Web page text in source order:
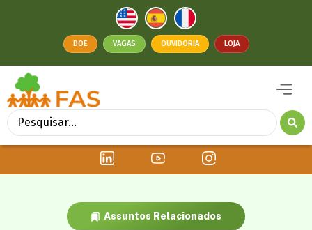
DOE VAGAS OUVIDORIA LOJA
Assuntos Relacionados